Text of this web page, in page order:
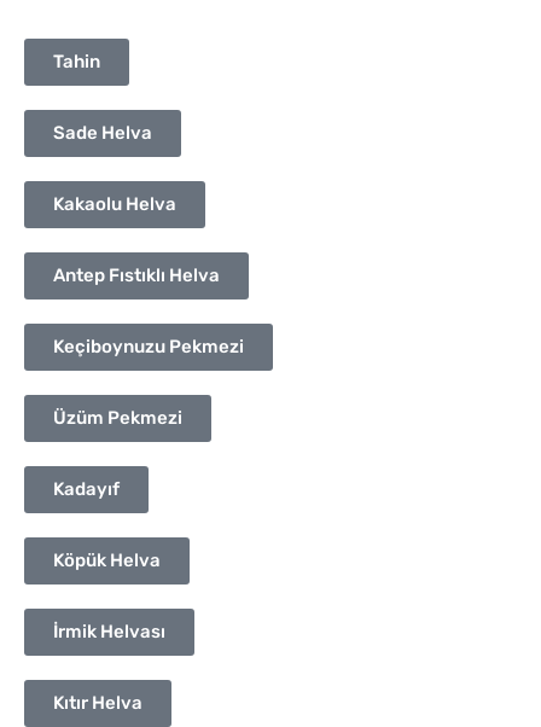
Tahin
Sade Helva
Kakaolu Helva
Antep Fıstıklı Helva
Keçiboynuzu Pekmezi
Üzüm Pekmezi
Kadayıf
Köpük Helva
İrmik Helvası
Kıtır Helva